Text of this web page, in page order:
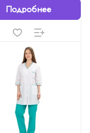
Подробнее